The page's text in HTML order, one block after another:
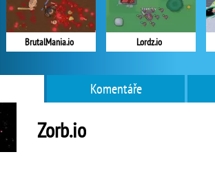
BrutalMania.io Lordz.io
Komentáře
Zorb.io